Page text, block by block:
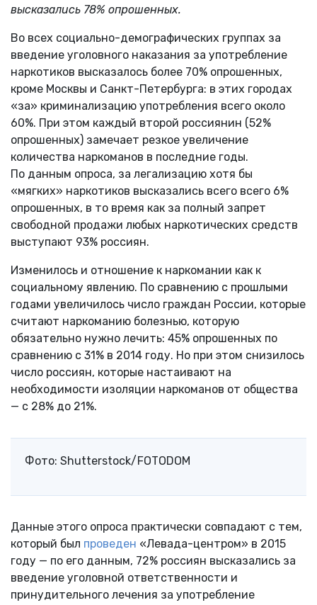
высказались 78% опрошенных.
Во всех социально-демографических группах за
введение уголовного наказания за употребление
наркотиков высказалось более 70% опрошенных,
кроме Москвы и Санкт-Петербурга: в этих городах
«за» криминализацию употребления всего около
60%. При этом каждый второй россиянин (52%
опрошенных) замечает резкое увеличение
количества наркоманов в последние годы.
По данным опроса, за легализацию хотя бы
«мягких» наркотиков высказались всего всего 6%
опрошенных, в то время как за полный запрет
свободной продажи любых наркотических средств
выступают 93% россиян.
Изменилось и отношение к наркомании как к
социальному явлению. По сравнению с прошлыми
годами увеличилось число граждан России, которые
считают наркоманию болезнью, которую
обязательно нужно лечить: 45% опрошенных по
сравнению с 31% в 2014 году. Но при этом снизилось
число россиян, которые настаивают на
необходимости изоляции наркоманов от общества
— с 28% до 21%.
Фото: Shutterstock/FOTODOM
Данные этого опроса практически совпадают с тем,
который был проведен «Левада-центром» в 2015
году — по его данным, 72% россиян высказались за
введение уголовной ответственности и
принудительного лечения за употребление